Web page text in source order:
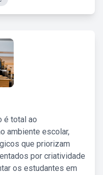
é total ao
ambiente escolar,
que priorizam
por criatividade
os estudantes em